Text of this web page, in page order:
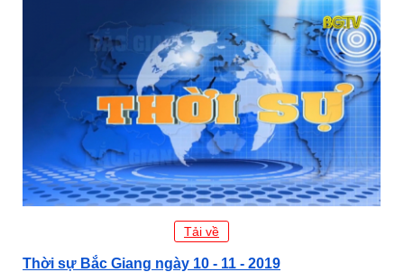
Tải về
Thời sự Bắc Giang ngày 10 - 11 - 2019